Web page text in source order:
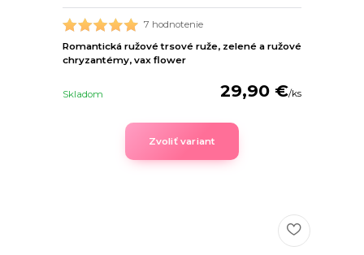
7 hodnotenie
Romantická ružové trsové ruže, zelené a ružové
chryzantémy, vax flower
29,90 €/ks
Skladom
Zvoliť variant